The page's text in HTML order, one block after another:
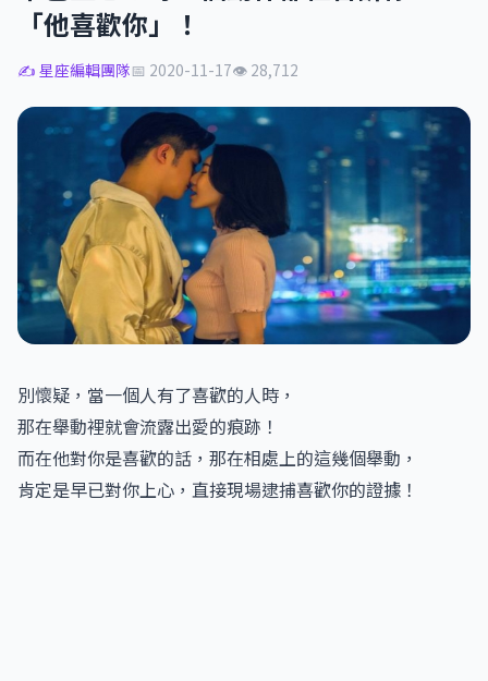
「他喜歡你」！
✍️ 星座編輯團隊📅 2020-11-17👁 28,712
別懷疑，當一個人有了喜歡的人時，
那在舉動裡就會流露出愛的痕跡！
而在他對你是喜歡的話，那在相處上的這幾個舉動，
肯定是早已對你上心，直接現場逮捕喜歡你的證據！